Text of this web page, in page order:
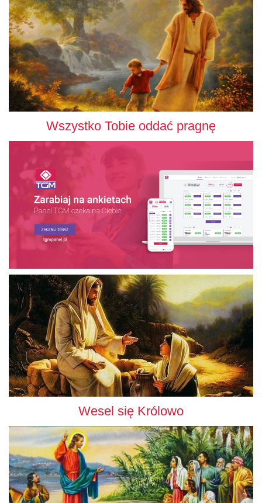
Wszystko Tobie oddać pragnę
Wesel się Królowo